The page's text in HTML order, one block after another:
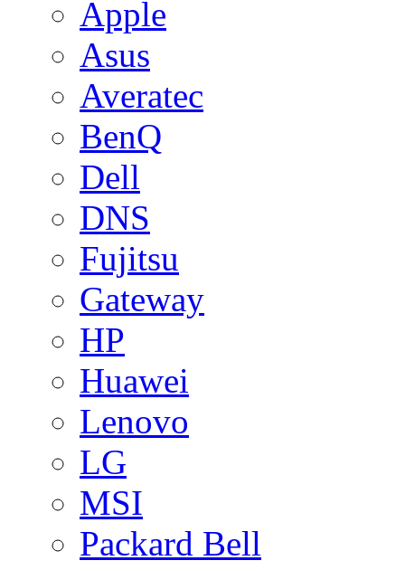
Apple
Asus
Averatec
BenQ
Dell
DNS
Fujitsu
Gateway
HP
Huawei
Lenovo
LG
MSI
Packard Bell